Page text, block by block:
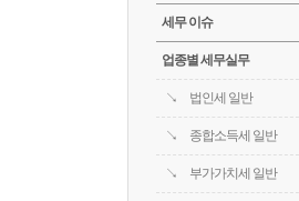
세무 이슈
업종별 세무실무
법인세 일반
종합소득세 일반
부가가치세 일반